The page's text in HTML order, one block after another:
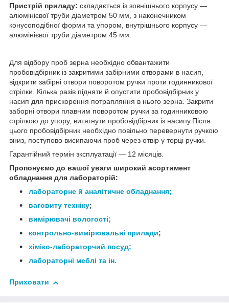
Пристрій приладу: складається із зовнішнього корпусу —
алюмінієвої труби діаметром 50 мм, з наконечником
конусоподібної форми та упором, внутрішнього корпусу —
алюмінієвої труби діаметром 45 мм.
Для відбору проб зерна необхідно обвантажити
пробовідбірник із закритими забірними отворами в насип,
відкрити забірні отвори поворотом ручки проти годинникової
стрілки. Кілька разів підняти й опустити пробовідбірник у
насип для прискорення потрапляння в нього зерна. Закрити
заборні отвори плавним поворотом ручки за годинниковою
стрілкою до упору, витягнути пробовідбірник із насипу.Після
цього пробовідбірник необхідно повільно перевернути ручкою
вниз, поступово висипаючи проб через отвір у торці ручки.
Гарантійний термін зксплуатації — 12 місяців.
Пропонуємо до вашої уваги широкий асортимент
обладнання для лабораторій:
лабораторне й аналітичне обладнання;
ваговиту техніку;
вимірювачі вологості;
контрольно-вимірювальні прилади;
хіміко-лабораторчий посуд;
лабораторні меблі та ін.
Приховати